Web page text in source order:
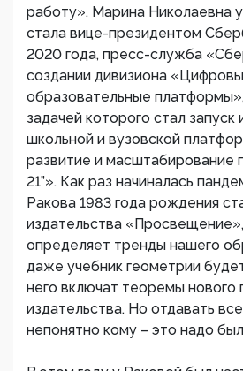
работу». Марина Николаевна
стала вице-президентом
2020 года, пресс-служба
создании дивизиона
образовательные
задачей которого стал запуск
школьной и вузовской
развитие и масштабирование
21”». Как раз начиналась
Ракова 1983 года рождения
издательства
определяет тренды нашего
даже учебник геометрии
него включат теоремы нового
издательства. Но отдавать
непонятно кому – это надо